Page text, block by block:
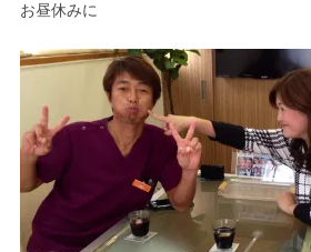
お昼休みに